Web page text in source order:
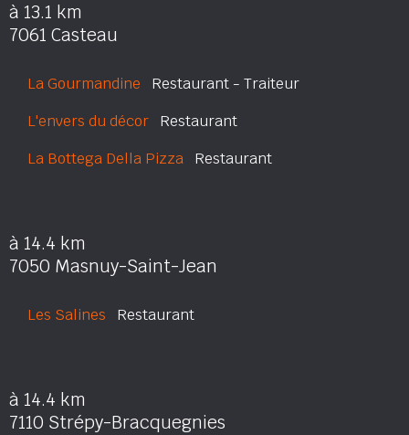
à 13.1 km
7061 Casteau
La Gourmandine Restaurant - Traiteur
L'envers du décor Restaurant
La Bottega Della Pizza Restaurant
à 14.4 km
7050 Masnuy-Saint-Jean
Les Salines Restaurant
à 14.4 km
7110 Strépy-Bracquegnies